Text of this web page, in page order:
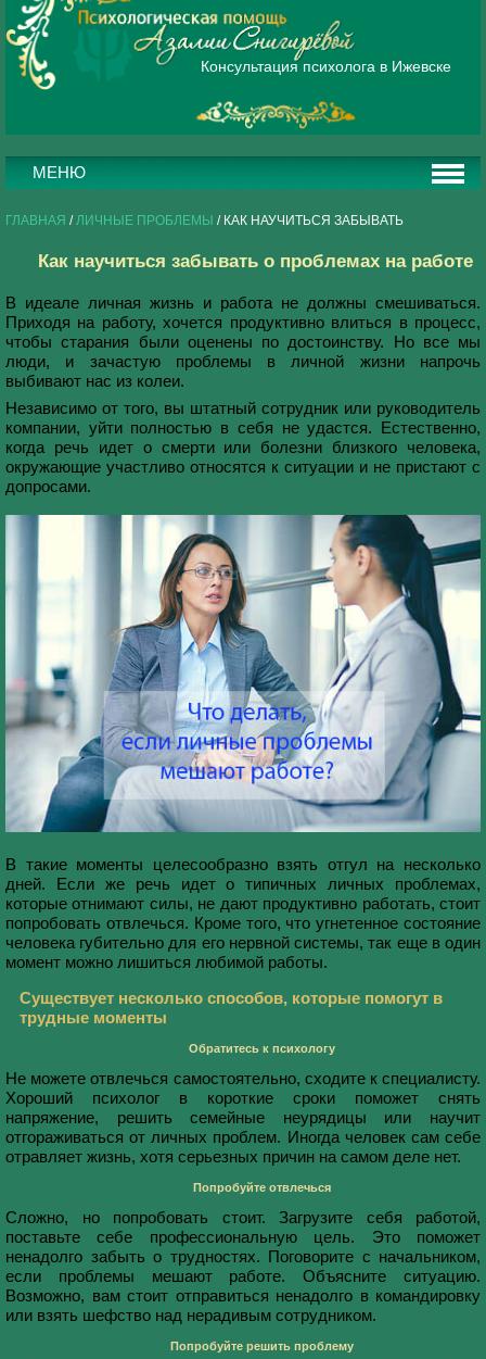
Консультация психолога в Ижевске
МЕНЮ
ГЛАВНАЯ / ЛИЧНЫЕ ПРОБЛЕМЫ / КАК НАУЧИТЬСЯ ЗАБЫВАТЬ
Как научиться забывать о проблемах на работе
В идеале личная жизнь и работа не должны смешиваться.
Приходя на работу, хочется продуктивно влиться в процесс,
чтобы старания были оценены по достоинству. Но все мы
люди, и зачастую проблемы в личной жизни напрочь
выбивают нас из колеи.
Независимо от того, вы штатный сотрудник или руководитель
компании, уйти полностью в себя не удастся. Естественно,
когда речь идет о смерти или болезни близкого человека,
окружающие участливо относятся к ситуации и не пристают с
допросами.
В такие моменты целесообразно взять отгул на несколько
дней. Если же речь идет о типичных личных проблемах,
которые отнимают силы, не дают продуктивно работать, стоит
попробовать отвлечься. Кроме того, что угнетенное состояние
человека губительно для его нервной системы, так еще в один
момент можно лишиться любимой работы.
Существует несколько способов, которые помогут в
трудные моменты
Обратитесь к психологу
Не можете отвлечься самостоятельно, сходите к специалисту.
Хороший психолог в короткие сроки поможет снять
напряжение, решить семейные неурядицы или научит
отгораживаться от личных проблем. Иногда человек сам себе
отравляет жизнь, хотя серьезных причин на самом деле нет.
Попробуйте отвлечься
Сложно, но попробовать стоит. Загрузите себя работой,
поставьте себе профессиональную цель. Это поможет
ненадолго забыть о трудностях. Поговорите с начальником,
если проблемы мешают работе. Объясните ситуацию.
Возможно, вам стоит отправиться ненадолго в командировку
или взять шефство над нерадивым сотрудником.
Попробуйте решить проблему